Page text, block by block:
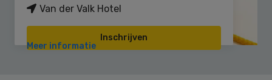
Van der Valk Hotel
Inschrijven
Meer informatie